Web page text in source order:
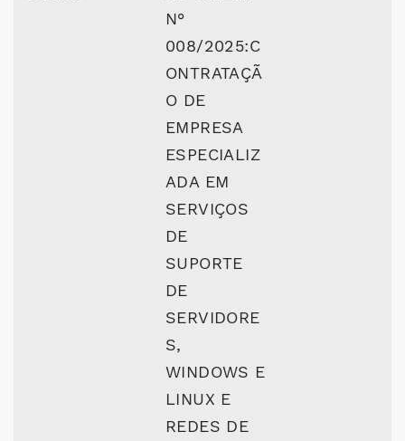
N°
008/2025:C
ONTRATAÇÃ
O DE
EMPRESA
ESPECIALIZ
ADA EM
SERVIÇOS
DE
SUPORTE
DE
SERVIDORE
S,
WINDOWS E
LINUX E
REDES DE